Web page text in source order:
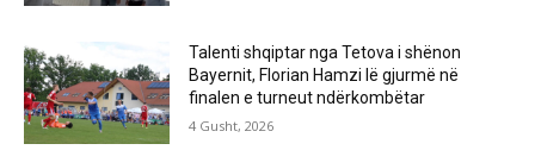
Talenti shqiptar nga Tetova i shënon
Bayernit, Florian Hamzi lë gjurmë në
finalen e turneut ndërkombëtar
4 Gusht, 2026